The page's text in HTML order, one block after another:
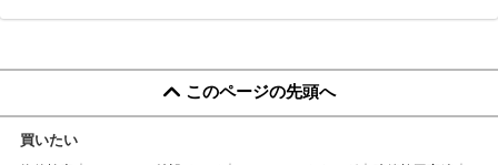
このページの先頭へ
買いたい